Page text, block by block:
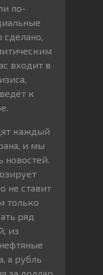
по-
входит в
к
каждый
и мы
новостей.
не ставит
только
ряд
из
а рубль
за доллар